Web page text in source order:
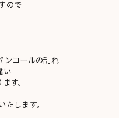
ので
ンコールの乱れ
い
す。
たします。